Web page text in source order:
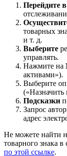
Перейдите
товарных
и т. д.
Выберите
управлять.
Нажмите на
активами»).
Выберите
(«Назначить
Подсказки
Запрос
адрес
Не можете найти
товарного знака в
по этой ссылке.